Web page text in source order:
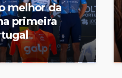
melhor da
primeira